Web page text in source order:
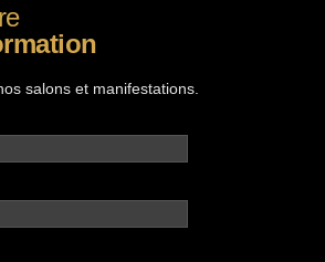
salons et manifestations.